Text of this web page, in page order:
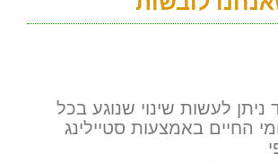
ניתן לעשות שינוי שנוגע בכל
החיים באמצעות סטיילינג